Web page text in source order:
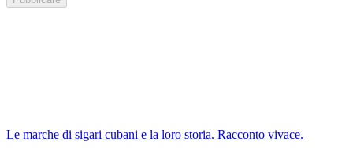
Le marche di sigari cubani e la loro storia. Racconto vivace.